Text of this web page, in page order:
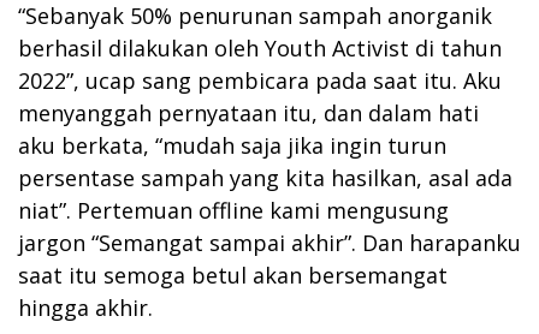
“Sebanyak 50% penurunan sampah anorganik
berhasil dilakukan oleh Youth Activist di tahun
2022”, ucap sang pembicara pada saat itu. Aku
menyanggah pernyataan itu, dan dalam hati
aku berkata, “mudah saja jika ingin turun
persentase sampah yang kita hasilkan, asal ada
niat”. Pertemuan offline kami mengusung
jargon “Semangat sampai akhir”. Dan harapanku
saat itu semoga betul akan bersemangat
hingga akhir.